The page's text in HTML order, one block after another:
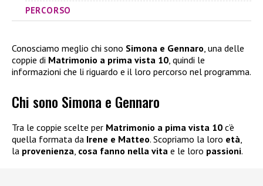
PERCORSO
Conosciamo meglio chi sono Simona e Gennaro, una delle
coppie di Matrimonio a prima vista 10, quindi le
informazioni che li riguardo e il loro percorso nel programma.
Chi sono Simona e Gennaro
Tra le coppie scelte per Matrimonio a pima vista 10 c’è
quella formata da Irene e Matteo. Scopriamo la loro età
la provenienza cosa fanno nella vita e le loro passioni.